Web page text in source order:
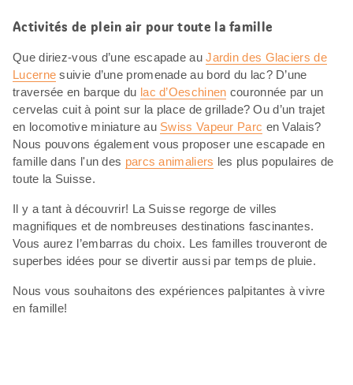
Activités de plein air pour toute la famille
Que diriez-vous d’une escapade auJardin des Glaciers de
Lucerne suivie d’une promenade au bord du lac? D’une
traversée en barque du lac d’Oeschinen couronnée par un
cervelas cuit à point sur la place de grillade? Ou d’un trajet
en locomotive miniature au Swiss Vapeur Parc en Valais?
Nous pouvons également vous proposer une escapade en
famille dans l'un des parcs animaliers les plus populaires de
toute la Suisse.
Il y a tant à découvrir! La Suisse regorge de villes
magnifiques et de nombreuses destinations fascinantes.
Vous aurez l’embarras du choix. Les familles trouveront de
superbes idées pour se divertir aussi par temps de pluie.
Nous vous souhaitons des expériences palpitantes à vivre
en famille!